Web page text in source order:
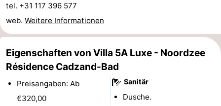
Spielplätze
-
Indoor-
Spielplätze
-
Bowling
-
Minigolfplätze
Wellness-
Zentren
Dörfer
tel. +31 117 396 577
web. Weitere Informationen
Eigenschaften von Villa 5A Luxe - Noordzee
Résidence Cadzand-Bad
Preisangaben: Ab
€320,00
Sanitär
Dusche.